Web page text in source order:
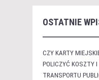
OSTATNIE
CZY KARTY
POLICZYĆ KOSZTY
TRANSPORTU